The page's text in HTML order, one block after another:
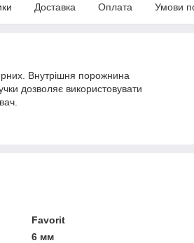
Доставка Оплата Умови
Внутрішня порожнина
дозволяє використовувати
Favorit
6 мм